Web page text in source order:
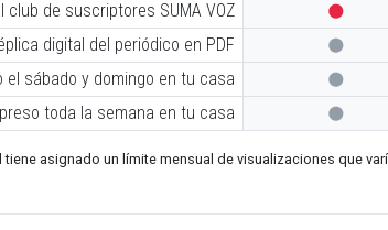
de suscriptores SUMA VOZ 
digital del periódico en PDF 
el sábado y domingo en tu casa 
toda la semana en tu casa 
asignado un límite mensual de visualizaciones que